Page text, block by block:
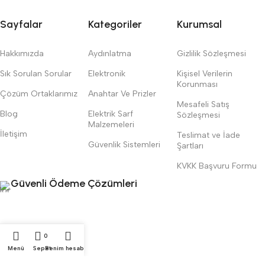
Sayfalar
Hakkımızda
Sık Sorulan Sorular
Çözüm Ortaklarımız
Blog
İletişim
Kategoriler
Aydınlatma
Elektronik
Anahtar Ve Prizler
Elektrik Sarf
Malzemeleri
Güvenlik Sistemleri
Kurumsal
Gizlilik Sözleşmesi
Kişisel Verilerin
Korunması
Mesafeli Satış
Sözleşmesi
Teslimat ve İade
Şartları
KVKK Başvuru Formu
Güvenli Ödeme Çözümleri
Menü
0
SepetBenim hesabım